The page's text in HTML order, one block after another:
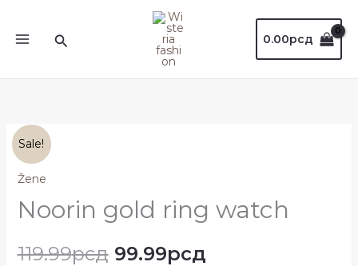
Претрага 0.00рсд
Sale!
Žene
Noorin gold ring watch
119.99рсд
је
била:
99.99рсд
је:
Noorin
gold
ring
watch
количина